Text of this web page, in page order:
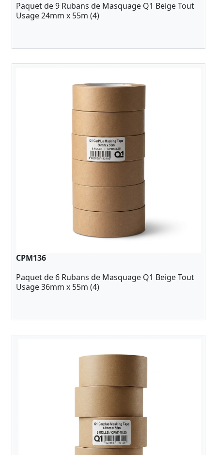
Paquet de 9 Rubans de Masquage Q1 Beige Tout
Usage 24mm x 55m (4)
CPM136
Paquet de 6 Rubans de Masquage Q1 Beige Tout
Usage 36mm x 55m (4)